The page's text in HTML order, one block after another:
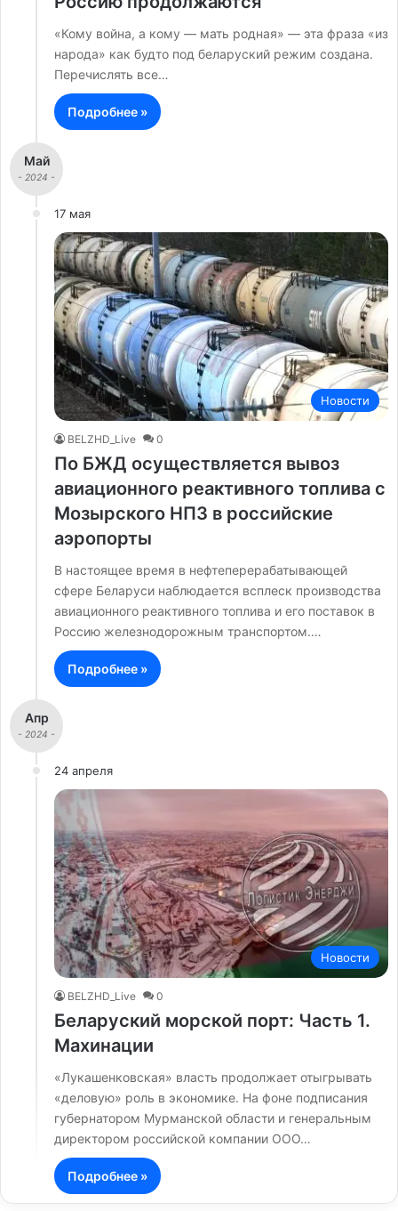
«Кому война, а кому — мать родная» — эта фраза «из
народа» как будто под беларуский режим создана.
Перечислять все…
Подробнее »
Май
- 2024 -
17 мая
Новости
BELZHD_Live 0
По БЖД осуществляется вывоз
авиационного реактивного топлива с
Мозырского НПЗ в российские
аэропорты
В настоящее время в нефтеперерабатывающей
сфере Беларуси наблюдается всплеск производства
авиационного реактивного топлива и его поставок в
Россию железнодорожным транспортом.…
Подробнее »
Апр
- 2024 -
24 апреля
Новости
BELZHD_Live 0
Беларуский морской порт: Часть 1.
Махинации
«Лукашенковская» власть продолжает отыгрывать
«деловую» роль в экономике. На фоне подписания
губернатором Мурманской области и генеральным
директором российской компании ООО…
Подробнее »